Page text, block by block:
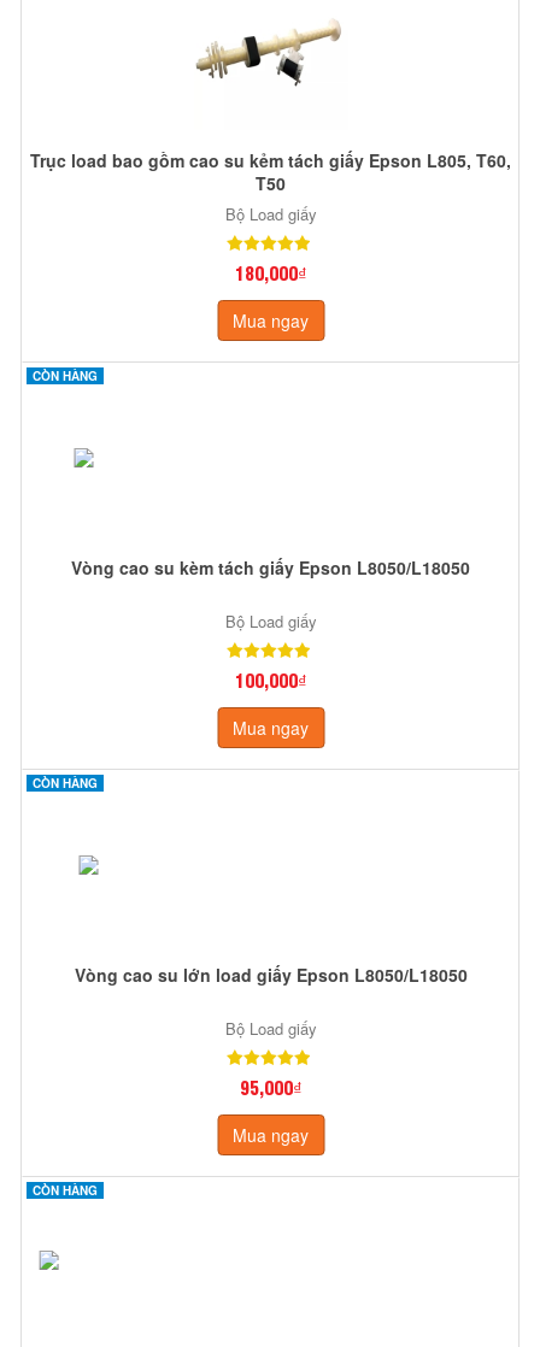
Trục load bao gồm cao su kẻm tách giấy Epson L805, T60,
T50
Bộ Load giấy
180,000₫
Mua ngay
CÒN HÀNG
Vòng cao su kèm tách giấy Epson L8050/L18050
Bộ Load giấy
100,000₫
Mua ngay
CÒN HÀNG
Vòng cao su lớn load giấy Epson L8050/L18050
Bộ Load giấy
95,000₫
Mua ngay
CÒN HÀNG